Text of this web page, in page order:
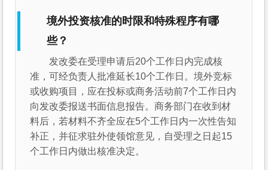
境外投资核准的时限和特殊程序有哪
些？
发改委在受理申请后20个工作日内完成核
准，可经负责人批准延长10个工作日。境外竞标
或收购项目，应在投标或商务活动前7个工作日内
向发改委报送书面信息报告。商务部门在收到材
料后，若材料不齐全应在5个工作日内一次性告知
补正，并征求驻外使领馆意见，自受理之日起15
个工作日内做出核准决定。